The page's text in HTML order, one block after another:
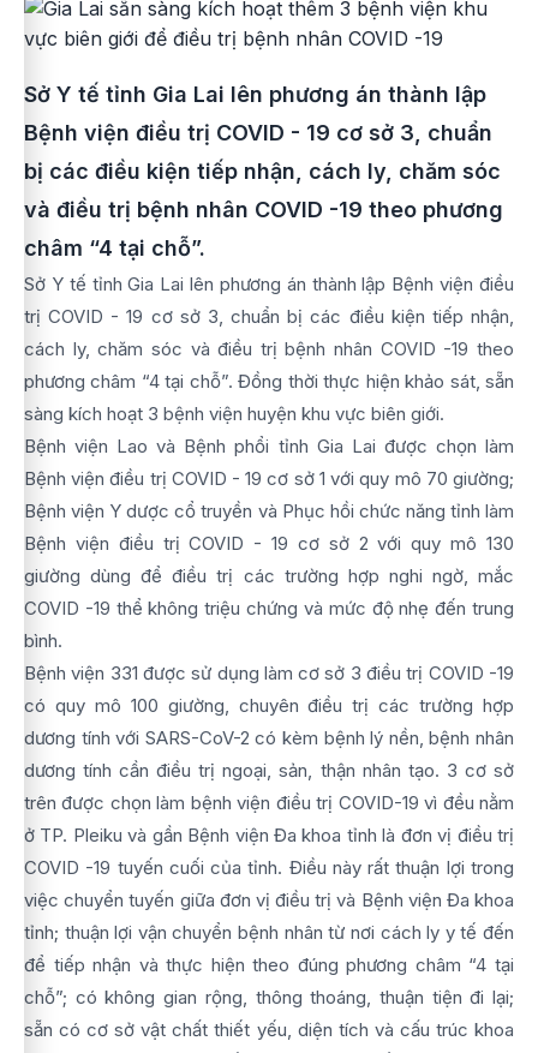
Sở Y tế tỉnh Gia Lai lên phương án thành lập
Bệnh viện điều trị COVID - 19 cơ sở 3, chuẩn
bị các điều kiện tiếp nhận, cách ly, chăm sóc
và điều trị bệnh nhân COVID -19 theo phương
châm “4 tại chỗ”.
Sở Y tế tỉnh Gia Lai lên phương án thành lập Bệnh viện điều
trị COVID - 19 cơ sở 3, chuẩn bị các điều kiện tiếp nhận,
cách ly, chăm sóc và điều trị bệnh nhân COVID -19 theo
phương châm “4 tại chỗ”. Đồng thời thực hiện khảo sát, sẵn
sàng kích hoạt 3 bệnh viện huyện khu vực biên giới.
Bệnh viện Lao và Bệnh phổi tỉnh Gia Lai được chọn làm
Bệnh viện điều trị COVID - 19 cơ sở 1 với quy mô 70 giường;
Bệnh viện Y dược cổ truyền và Phục hồi chức năng tỉnh làm
Bệnh viện điều trị COVID - 19 cơ sở 2 với quy mô 130
giường dùng để điều trị các trường hợp nghi ngờ, mắc
COVID -19 thể không triệu chứng và mức độ nhẹ đến trung
bình.
Bệnh viện 331 được sử dụng làm cơ sở 3 điều trị COVID -19
có quy mô 100 giường, chuyên điều trị các trường hợp
dương tính với SARS-CoV-2 có kèm bệnh lý nền, bệnh nhân
dương tính cần điều trị ngoại, sản, thận nhân tạo. 3 cơ sở
trên được chọn làm bệnh viện điều trị COVID-19 vì đều nằm
ở TP. Pleiku và gần Bệnh viện Đa khoa tỉnh là đơn vị điều trị
COVID -19 tuyến cuối của tỉnh. Điều này rất thuận lợi trong
việc chuyển tuyến giữa đơn vị điều trị và Bệnh viện Đa khoa
tỉnh; thuận lợi vận chuyển bệnh nhân từ nơi cách ly y tế đến
để tiếp nhận và thực hiện theo đúng phương châm “4 tại
chỗ”; có không gian rộng, thông thoáng, thuận tiện đi lại;
sẵn có cơ sở vật chất thiết yếu, diện tích và cấu trúc khoa